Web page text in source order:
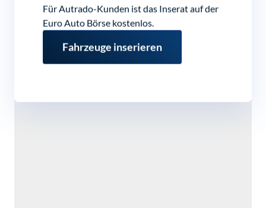
Für Autrado-Kunden ist das Inserat auf der
Euro Auto Börse kostenlos.
Fahrzeuge inserieren